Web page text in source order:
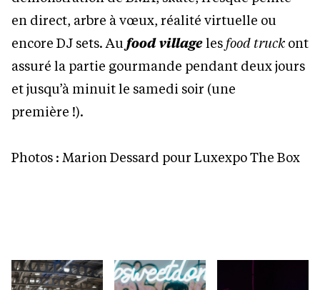
en direct, arbre à vœux, réalité virtuelle ou
encore DJ sets. Au food villageles food truck ont
assuré la partie gourmande pendant deux jours
et jusqu’à minuit le samedi soir (une
première !).
Photos : Marion Dessard pour Luxexpo The Box